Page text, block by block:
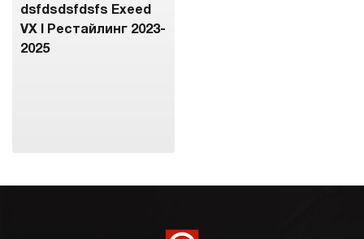
dsfdsdsfdsfs Exeed
VX I Рестайлинг 2023-
2025